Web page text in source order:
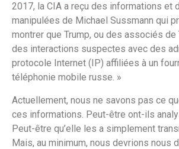
2017, la CIA a reçu des informations et
manipulées de Michael Sussmann qui
montrer que Trump, ou des associés de
des interactions suspectes avec des
protocole Internet (IP) affiliées à un
téléphonie mobile russe. »
Actuellement, nous ne savons pas ce
ces informations. Peut-être ont-ils
Peut-être qu’elle les a simplement
Mais, au minimum, nous devrions nous